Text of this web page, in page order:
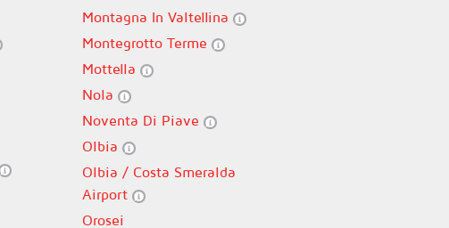
Montagna In Valtellina
Montegrotto Terme
Mottella
Nola
Noventa Di Piave
Olbia
Olbia / Costa Smeralda
Airport
Orosei